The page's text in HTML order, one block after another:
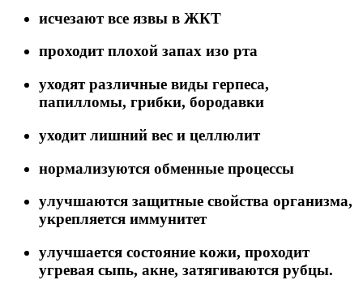
исчезают все язвы в ЖКТ
проходит плохой запах изо рта
уходят различные виды герпеса,
папилломы, грибки, бородавки
уходит лишний вес и целлюлит
нормализуются обменные процессы
улучшаются защитные свойства организма,
укрепляется иммунитет
улучшается состояние кожи, проходит
угревая сыпь, акне, затягиваются рубцы.